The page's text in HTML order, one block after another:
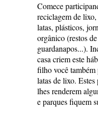
Comece
reciclagem de
latas, plásticos,
orgânico (restos
guardanapos...).
casa criem este
filho você também
latas de lixo. Estes
lhes renderem
e parques fiquem